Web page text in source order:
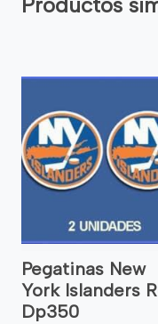
Pegatinas New
York Islanders
Dp350